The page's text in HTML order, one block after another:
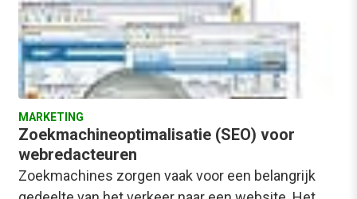
MARKETING
Zoekmachineoptimalisatie (SEO) voor
webredacteuren
Zoekmachines zorgen vaak voor een belangrijk